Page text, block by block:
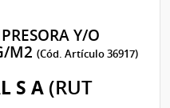
Y/O
M2(Cód. Artículo 36917)
S A (RUT